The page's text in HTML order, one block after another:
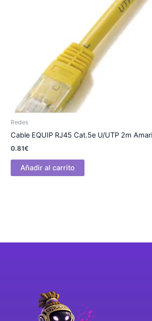
Redes
Cable EQUIP RJ45 Cat.5e U/UTP 2m
0.81€
Añadir al carrito